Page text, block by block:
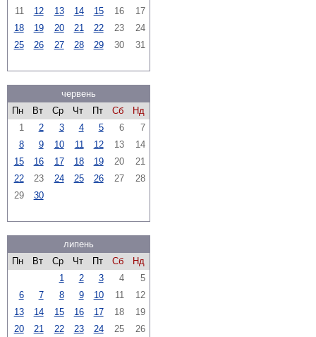
11
12 13 14 15 16
17
18
19 20 21 22 23
24
25
26 27 28 29 30 31
червень
Пн
Вт Ср Чт Пт Сб
Нд
1
2 3 4 5 6
7
8
9 10 11 12 13
14
15
16 17 18 19 20
21
22
23 24 25 26 27
28
29
30
липень
Пн
Вт Ср Чт Пт Сб
Нд
1
2 3 4
5
6
7 8 9 10 11
12
13
14 15 16 17 18
19
20
21 22 23 24 25
26